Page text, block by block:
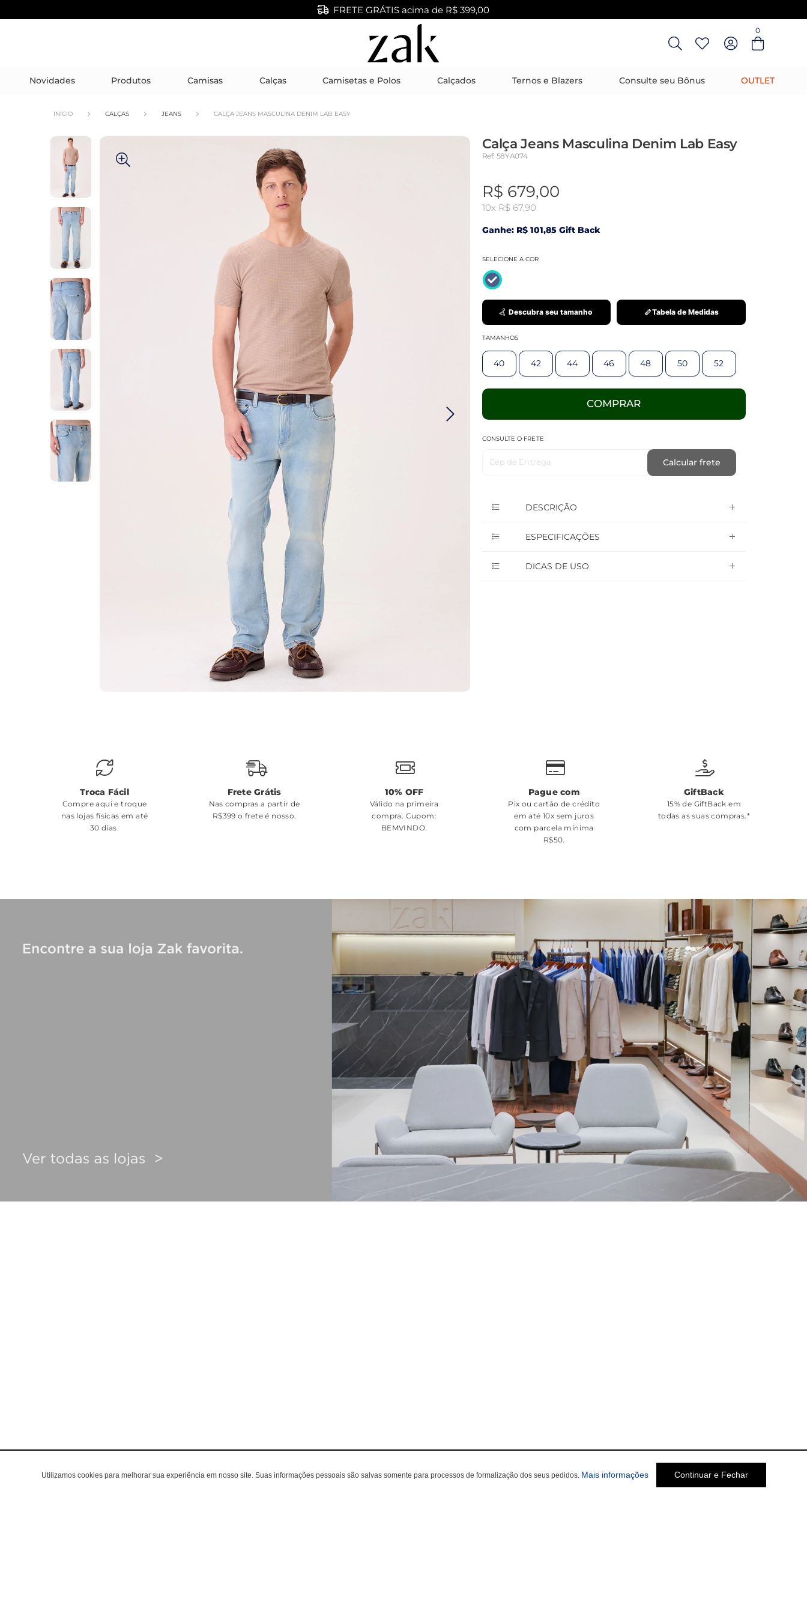
Entre com email ou cpf/cnpj
FRETE GRÁTIS acima de R$ 399,00
0
Novidades Produtos Camisas Calças Camisetas e Polos Calçados Ternos e Blazers Consulte seu Bônus OUTLET
INÍCIO CALÇAS JEANS CALÇA JEANS MASCULINA DENIM LAB EASY
Calça Jeans Masculina Denim Lab Easy
Ref: 58YA074
R$ 679,00
10x R$ 67,90
Ganhe: R$ 101,85 Gift Back
SELECIONE A COR
Descubra seu tamanho Tabela de Medidas
TAMANHOS
40 42 44 46 48 50 52
COMPRAR
CONSULTE O FRETE
Cep de Entrega Calcular frete
DESCRIÇÃO
ESPECIFICAÇÕES
DICAS DE USO
Troca Fácil
Compre aqui e troque
nas lojas físicas em até
30 dias.
Frete Grátis
Nas compras a partir de
R$399 o frete é nosso.
10% OFF
Válido na primeira
compra. Cupom:
BEMVINDO.
Pague com
Pix ou cartão de crédito
em até 10x sem juros
com parcela mínima
R$50.
GiftBack
15% de GiftBack em
todas as suas compras.*
Utilizamos cookies para melhorar sua experiência em nosso site. Suas informações pessoais são salvas somente para processos de formalização dos seus pedidos. Mais informações Continuar e Fechar